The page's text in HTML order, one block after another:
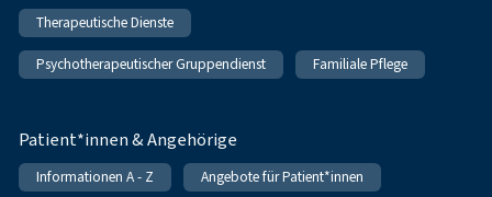
Therapeutische Dienste
Psychotherapeutischer Gruppendienst Familiale Pflege
Patient*innen & Angehörige
Informationen A - Z Angebote für Patient*innen